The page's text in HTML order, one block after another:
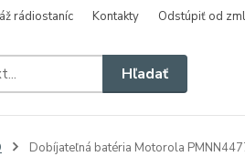
rádiostaníc Kontakty Odstúpiť od
Hľadať
Dobíjateľná batéria Motorola